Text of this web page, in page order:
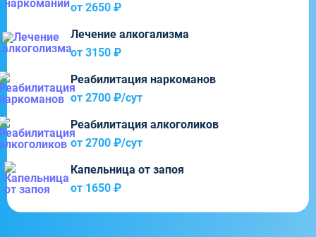
от 2650 ₽
Лечение алкогализма
от 3150 ₽
Реабилитация наркоманов
от 2700 ₽/cут
Реабилитация алкоголиков
от 2700 ₽/cут
Капельница от запоя
от 1650 ₽